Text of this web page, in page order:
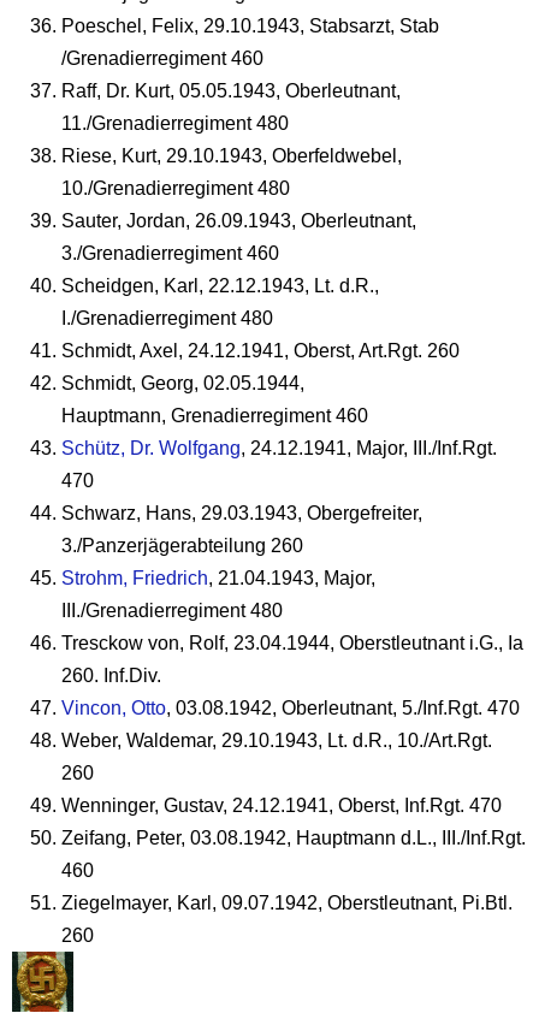
Poeschel, Felix, 29.10.1943, Stabsarzt, Stab
/Grenadierregiment 460
Raff, Dr. Kurt, 05.05.1943, Oberleutnant,
11./Grenadierregiment 480
Riese, Kurt, 29.10.1943, Oberfeldwebel,
10./Grenadierregiment 480
Sauter, Jordan, 26.09.1943, Oberleutnant,
3./Grenadierregiment 460
Scheidgen, Karl, 22.12.1943, Lt. d.R.,
I./Grenadierregiment 480
Schmidt, Axel, 24.12.1941, Oberst, Art.Rgt. 260
Schmidt, Georg, 02.05.1944,
Hauptmann, Grenadierregiment 460
Schütz, Dr. Wolfgang, 24.12.1941, Major, III./Inf.Rgt.
470
Schwarz, Hans, 29.03.1943, Obergefreiter,
3./Panzerjägerabteilung 260
Strohm, Friedrich, 21.04.1943, Major,
III./Grenadierregiment 480
Tresckow von, Rolf, 23.04.1944, Oberstleutnant i.G., Ia
260. Inf.Div.
Vincon, Otto, 03.08.1942, Oberleutnant, 5./Inf.Rgt. 470
Weber, Waldemar, 29.10.1943, Lt. d.R., 10./Art.Rgt.
260
Wenninger, Gustav, 24.12.1941, Oberst, Inf.Rgt. 470
Zeifang, Peter, 03.08.1942, Hauptmann d.L., III./Inf.Rgt.
460
Ziegelmayer, Karl, 09.07.1942, Oberstleutnant, Pi.Btl.
260